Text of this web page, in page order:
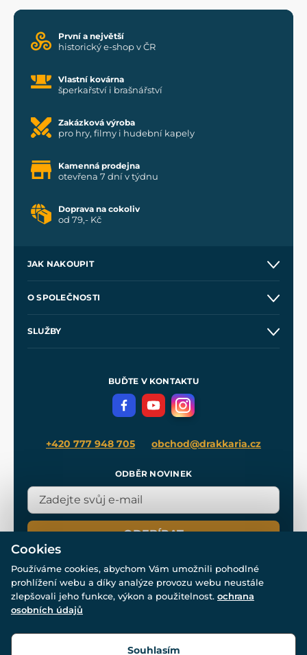
První a největší
historický e-shop v ČR
Vlastní kovárna
šperkařství i brašnářství
Zakázková výroba
pro hry, filmy i hudební kapely
Kamenná prodejna
otevřena 7 dní v týdnu
Doprava na cokoliv
od 79,- Kč
JAK NAKOUPIT
Velkoobchod
O SPOLEČNOSTI
SLUŽBY
Meče pro Kingdom Come
BUĎTE V KONTAKTU
+420 777 948 705 obchod@drakkaria.cz
ODBĚR NOVINEK
ODEBÍRAT
© Všechna práva vyhrazena. www.drakkaria.cz 2007-2026.
Cookies
Používáme cookies, abychom Vám umožnili pohodlné
prohlížení webu a díky analýze provozu webu neustále
zlepšovali jeho funkce, výkon a použitelnost. ochrana
osobních údajů
Souhlasím